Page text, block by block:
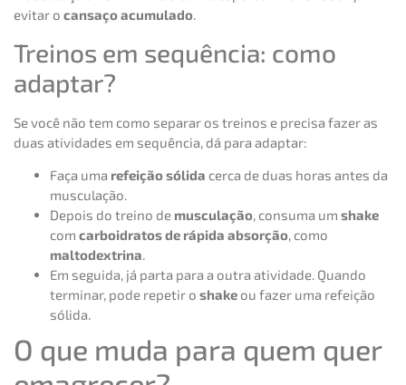
evitar o cansaço acumulado.
Treinos em sequência: como
adaptar?
Se você não tem como separar os treinos e precisa fazer as
duas atividades em sequência, dá para adaptar:
Faça uma refeição sólida cerca de duas horas antes da
musculação.
Depois do treino de musculação, consuma um shake
com carboidratos de rápida absorção, como
maltodextrina.
Em seguida, já parta para a outra atividade. Quando
terminar, pode repetir o shake ou fazer uma refeição
sólida.
O que muda para quem quer